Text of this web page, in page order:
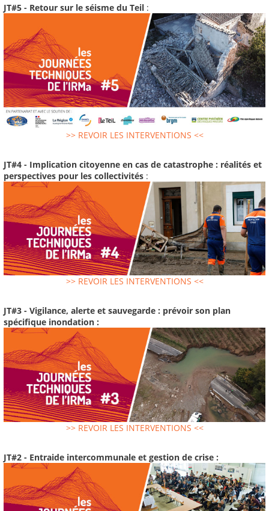
JT#5 - Retour sur le séisme du Teil :
>> REVOIR LES INTERVENTIONS <<
JT#4 - Implication citoyenne en cas de catastrophe : réalités et
perspectives pour les collectivités :
>> REVOIR LES INTERVENTIONS <<
JT#3 - Vigilance, alerte et sauvegarde : prévoir son plan
spécifique inondation :
>> REVOIR LES INTERVENTIONS <<
JT#2 - Entraide intercommunale et gestion de crise :